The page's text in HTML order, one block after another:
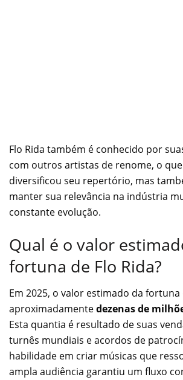
Flo Rida também é conhecido por
com outros artistas de renome, o
diversificou seu repertório, mas
manter sua relevância na indústria
constante evolução.
Qual é o valor
fortuna de Flo Rida?
Em 2025, o valor estimado da fortuna
aproximadamentedezenas de
Esta quantia é resultado de suas
turnês mundiais e acordos de
habilidade em criar músicas que
ampla audiência garantiu um fluxo